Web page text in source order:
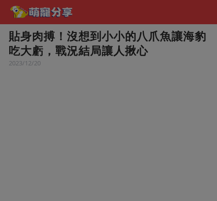
貼身肉搏！沒想到小小的八爪魚讓海豹
吃大虧，戰況結局讓人揪心
2023/12/20